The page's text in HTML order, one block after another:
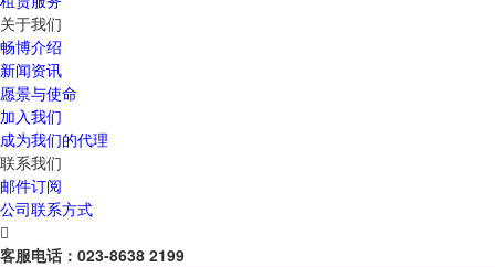
关于我们
畅博介绍
新闻资讯
愿景与使命
加入我们
成为我们的代理
联系我们
邮件订阅
公司联系方式

客服电话： 023-8638 2199